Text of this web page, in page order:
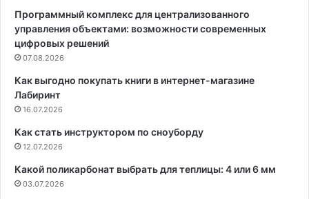
Программный комплекс для централизованного
управления объектами: возможности современных
цифровых решений
07.08.2026
Как выгодно покупать книги в интернет-магазине
Лабиринт
16.07.2026
Как стать инструктором по сноуборду
12.07.2026
Какой поликарбонат выбрать для теплицы: 4 или 6 мм
03.07.2026